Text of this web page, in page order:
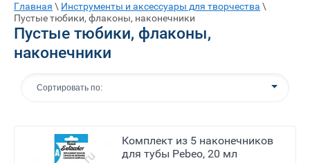
Главная \ Инструменты и аксессуары для творчества \
Пустые тюбики, флаконы, наконечники
Пустые тюбики, флаконы,
наконечники
Сортировать по:
Комплект из 5 наконечников
для тубы Pebeo, 20 мл